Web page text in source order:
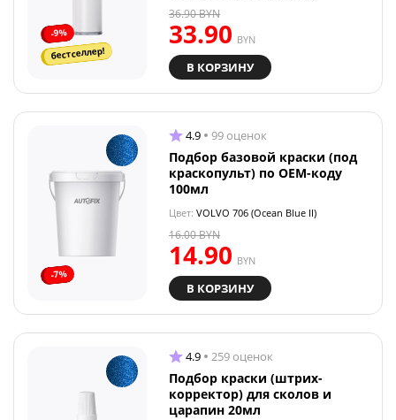
-9%
бестселлер!
33.90 BYN
36.90BYN
В КОРЗИНУ
-7%
4.9 99 оценок
Подбор базовой краски (под
краскопульт) по OEM-коду
100мл
Цвет: VOLVO 706 (Ocean Blue II)
14.90 BYN
16.00BYN
В КОРЗИНУ
4.9 259 оценок
Подбор краски (штрих-
корректор) для сколов и
царапин 20мл